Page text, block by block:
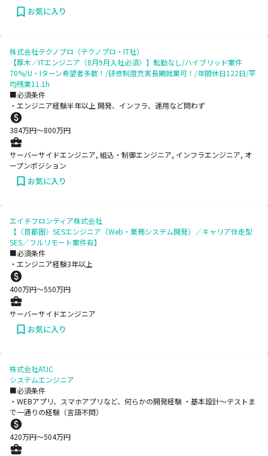
お気に入り
株式会社テクノプロ（テクノプロ・IT社）
【厚木／ITエンジニア（8月9月入社必須）】転勤なし/ハイブリッド案件
70%/U・Iターン希望者多数！/研修制度充実長期就業可！/年間休日122日/平
均残業11.1h
■必須条件
・エンジニア経験半年以上 開発、インフラ、運用など問わず
384万円〜800万円
サーバーサイドエンジニア, 組込・制御エンジニア, インフラエンジニア, オ
ープンポジション
お気に入り
エイチフロンティア株式会社
【〈首都圏〉SESエンジニア（Web・業務システム開発）／キャリア伴走型
SES／フルリモート案件有】
■必須条件
・エンジニア経験3年以上
400万円〜550万円
サーバーサイドエンジニア
お気に入り
株式会社ATJC
システムエンジニア
■必須条件
・WEBアプリ、スマホアプリなど、何らかの開発経験 ・基本設計～テストま
で一通りの経験（言語不問）
420万円〜504万円